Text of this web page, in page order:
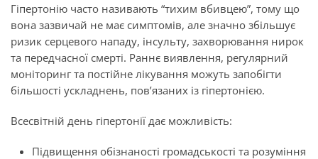
Гіпертонію часто називають “тихим вбивцею”, тому що
вона зазвичай не має симптомів, але значно збільшує
ризик серцевого нападу, інсульту, захворювання нирок
та передчасної смерті. Раннє виявлення, регулярний
моніторинг та постійне лікування можуть запобігти
більшості ускладнень, пов’язаних із гіпертонією.
Всесвітній день гіпертонії дає можливість:
Підвищення обізнаності громадськості та розуміння